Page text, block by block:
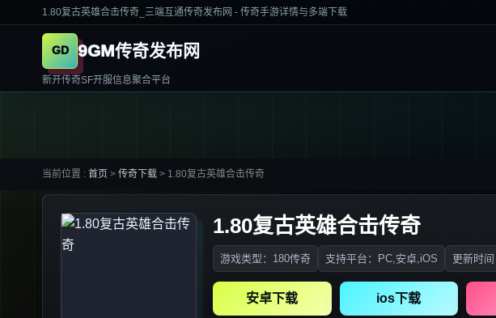
1.80复古英雄合击传奇_三端互通传奇发布网 - 传奇手游详情与多端下载
9GM传奇发布网
新开传奇SF开服信息聚合平台
当前位置 : 首页 > 传奇下载 > 1.80复古英雄合击传奇
1.80复古英雄合击传奇
游戏类型：180传奇 支持平台：PC,安卓,iOS 更新时
安卓下载 ios下载